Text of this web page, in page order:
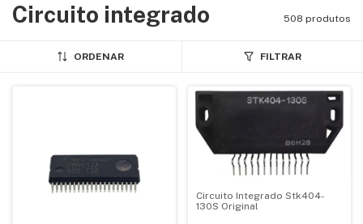
Circuito integrado 508 produtos
ORDENAR FILTRAR
Circuito Integrado Stk404-
130S Original